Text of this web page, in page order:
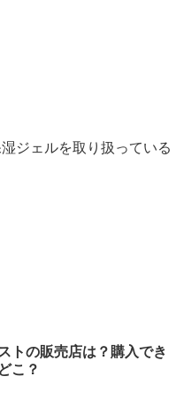
ジェルを取り扱っている
トの販売店は？購入でき
こ？